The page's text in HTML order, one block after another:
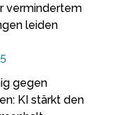
vermindertem
leiden
gegen
KI stärkt den